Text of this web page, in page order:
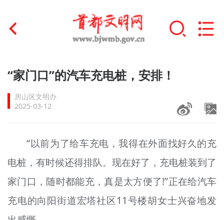
首页
文明创建
文明培育
+
未成年人思想道德建设
榜样人物
+
身边好人
“家门口”的汽车充电桩，安排！
房山区文明办
2025-03-12
“以前为了给车充电，我得在外面找好久的充
电桩，有时候还得排队。现在好了，充电桩装到了
家门口，随时都能充，真是太方便了!”正在给汽车
充电的向阳街道宏塔社区11号楼胡女士兴奋地发